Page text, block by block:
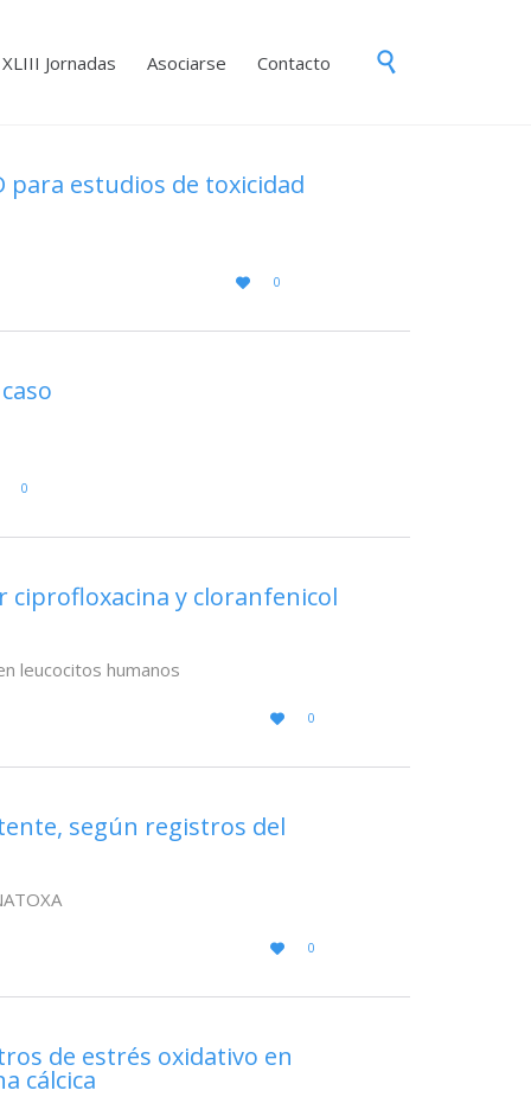
Skip
XLIII Jornadas Asociarse Contacto 
para estudios de toxicidad

LOVE
IT
0
LOVE
IT
0
y cloranfenicol
leucocitos humanos

LOVE
IT
0
según registros del

LOVE
IT
0
de estrés oxidativo en
cálcica